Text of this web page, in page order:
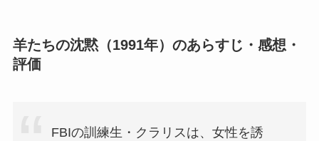
羊たちの沈黙（1991年）のあらすじ・感想・
評価
FBIの訓練生・クラリスは、女性を誘